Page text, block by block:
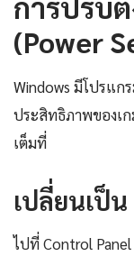
(Power
Windows มีโปรแก
ประสิทธิภาพของเก
เต็มที่
เปลี่ยนเป็
ไปที่ Control